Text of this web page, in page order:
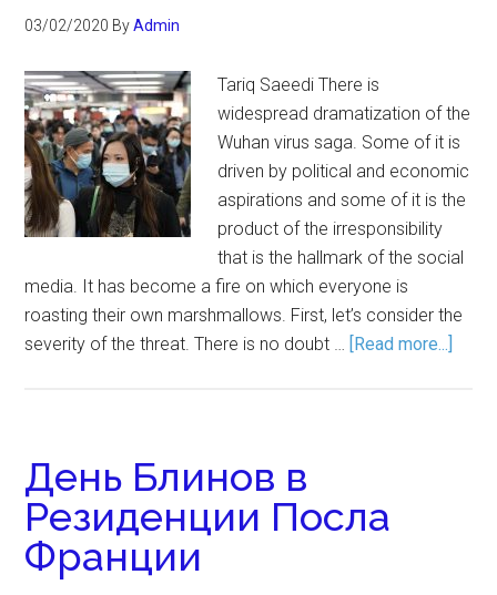
03/02/2020 ByAdmin
Tariq Saeedi There is
widespread dramatization of the
Wuhan virus saga. Some of it is
driven by political and economic
aspirations and some of it is the
product of the irresponsibility
that is the hallmark of the social
media. It has become a fire on which everyone is
roasting their own marshmallows. First, let’s consider the
severity of the threat. There is no doubt … [Read more...]
День Блинов в
Резиденции Посла
Франции